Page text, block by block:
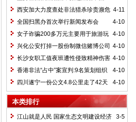
4-11
西安加大力度查处非法猎杀珍贵濒危
野生动植物案
4-10
全国扫黑办首次举行新闻发布会
4-10
女子诈骗200多万元主要用于旅游玩
游戏
4-10
兴化公安打掉一股份制微信赌博公司
4-10
长沙女职工值夜班遭性侵致精神伤害
4-10
香港非法“占中”案宣判:9名策划组织
者被定罪
4-10
四川遂宁一份公文4.8公里走了42天
12名责任人被处理
本类排行
3-5
江山就是人民 国家生态文明建设经济